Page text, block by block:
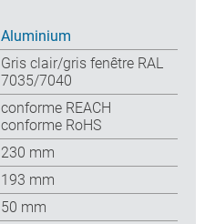
Aluminium
Gris clair/gris fenêtre RAL
7035/7040
conforme REACH
conforme RoHS
230 mm
193 mm
50 mm